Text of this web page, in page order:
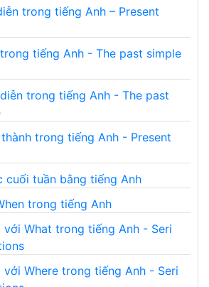
trong tiếng Anh – Present
tiếng Anh - The past simple
trong tiếng Anh - The past
trong tiếng Anh - Present
cuối tuần bằng tiếng Anh
trong tiếng Anh
với What trong tiếng Anh - Seri
Where trong tiếng Anh - Seri